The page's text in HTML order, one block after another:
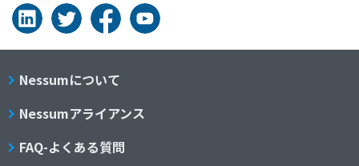
Nessumについて
Nessumアライアンス
FAQ-よくある質問